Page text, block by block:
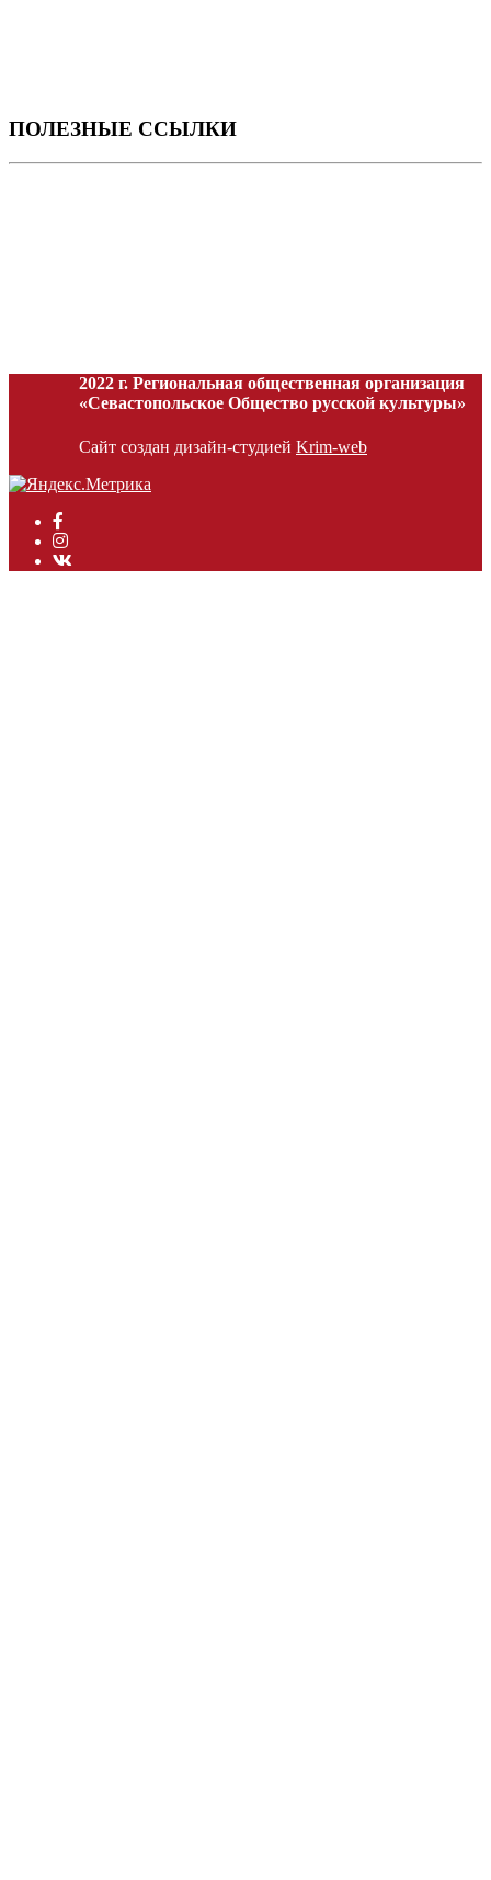
ПОЛЕЗНЫЕ ССЫЛКИ
2022 г. Региональная общественная организация
«Севастопольское Общество русской культуры»
Сайт создан дизайн-студией Krim-web